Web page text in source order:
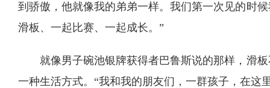
到骄傲，他就像我的弟弟一样。我们第一次见的时
滑板、一起比赛、一起成长。”
就像男子碗池银牌获得者巴鲁斯说的那样，滑
一种生活方式。“我和我的朋友们，一群孩子，在这